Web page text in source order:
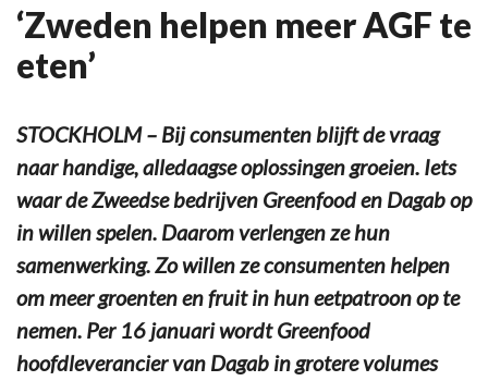
‘Zweden helpen meer AGF te
eten’
STOCKHOLM – Bij consumenten blijft de vraag
naar handige, alledaagse oplossingen groeien. Iets
waar de Zweedse bedrijven Greenfood en Dagab op
in willen spelen. Daarom verlengen ze hun
samenwerking. Zo willen ze consumenten helpen
om meer groenten en fruit in hun eetpatroon op te
nemen. Per 16 januari wordt Greenfood
hoofdleverancier van Dagab in grotere volumes